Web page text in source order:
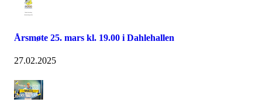
Årsmøte 25. mars kl. 19.00 i Dahlehallen
27.02.2025